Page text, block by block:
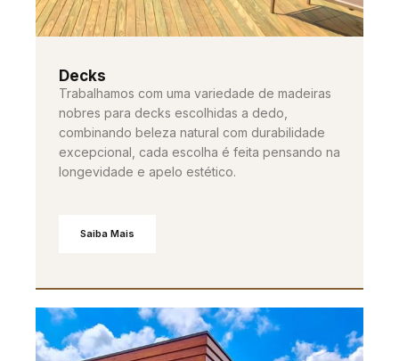
Decks
Trabalhamos com uma variedade de madeiras
nobres para decks escolhidas a dedo,
combinando beleza natural com durabilidade
excepcional, cada escolha é feita pensando na
longevidade e apelo estético.
Saiba Mais